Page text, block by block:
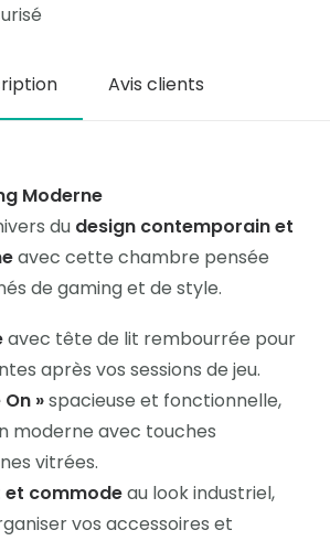
Avis clients
Moderne
du design contemporain et
avec cette chambre pensée
de gaming et de style.
avec tête de lit rembourrée pour
après vos sessions de jeu.
»spacieuse et fonctionnelle,
moderne avec touches
vitrées.
et commodeau look industriel,
vos accessoires et